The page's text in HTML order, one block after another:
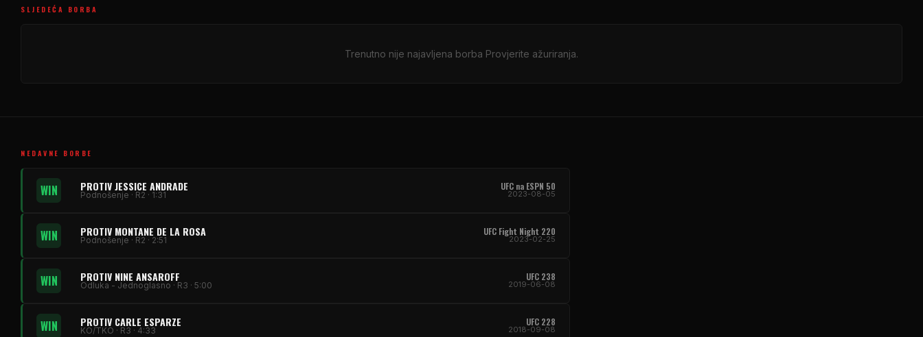
SLJEDEĆA BORBA
Trenutno nije najavljena borba Provjerite ažuriranja.
NEDAVNE BORBE
WIN PROTIV JESSICE ANDRADE
Podnošenje · R2 · 1:31
UFC na ESPN 50
2023-08-05
WIN PROTIV MONTANE DE LA ROSA
Podnošenje · R2 · 2:51
UFC Fight Night 220
2023-02-25
WIN PROTIV NINE ANSAROFF
Odluka - Jednoglasno · R3 · 5:00
UFC 238
2019-06-08
WIN PROTIV CARLE ESPARZE
KO/TKO · R3 · 4:33
UFC 228
2018-09-08